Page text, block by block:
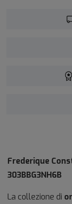
Frederique
303BBG3NH6B
La collezione di